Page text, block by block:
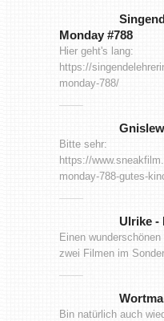
Monday #788
Hier geht's lang:
https://
monday-788/
Gnislew
Bitte sehr:
https://
monday-788-gutes-
Ulrike -
Einen
zwei Filmen im
Bin natürlich auch